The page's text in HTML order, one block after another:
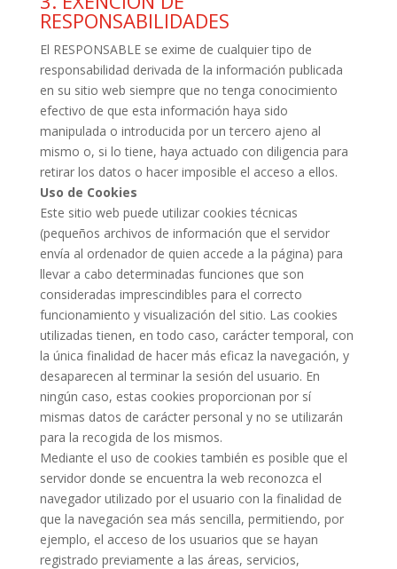
RESPONSABILIDADES
El RESPONSABLE se exime de cualquier tipo de
responsabilidad derivada de la información publicada
en su sitio web siempre que no tenga conocimiento
efectivo de que esta información haya sido
manipulada o introducida por un tercero ajeno al
mismo o, si lo tiene, haya actuado con diligencia para
retirar los datos o hacer imposible el acceso a ellos.
Uso de Cookies
Este sitio web puede utilizar cookies técnicas
(pequeños archivos de información que el servidor
envía al ordenador de quien accede a la página) para
llevar a cabo determinadas funciones que son
consideradas imprescindibles para el correcto
funcionamiento y visualización del sitio. Las cookies
utilizadas tienen, en todo caso, carácter temporal, con
la única finalidad de hacer más eficaz la navegación, y
desaparecen al terminar la sesión del usuario. En
ningún caso, estas cookies proporcionan por sí
mismas datos de carácter personal y no se utilizarán
para la recogida de los mismos.
Mediante el uso de cookies también es posible que el
servidor donde se encuentra la web reconozca el
navegador utilizado por el usuario con la finalidad de
que la navegación sea más sencilla, permitiendo, por
ejemplo, el acceso de los usuarios que se hayan
registrado previamente a las áreas, servicios,